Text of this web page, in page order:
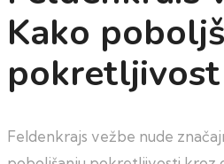
Kako
pokretljivost
Feldenkrajs vežbe nude